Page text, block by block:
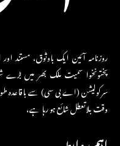
روزنامہ آئین ایک باوثوق، مستند
پختونخوا سمیت ملک بھر میں
سرکولیشن (اے بی سی) سے باقاعدہ
وقت بلاتعطل شائع ہو رہا ہے،